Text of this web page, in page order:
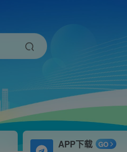
APP下载 GO